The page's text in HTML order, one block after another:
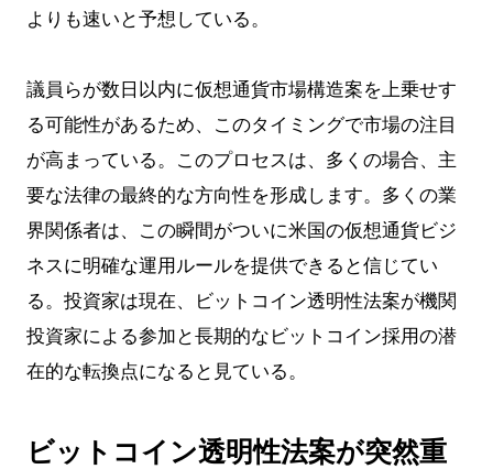
よりも速いと予想している。
議員らが数日以内に仮想通貨市場構造案を上乗せす
る可能性があるため、このタイミングで市場の注目
が高まっている。このプロセスは、多くの場合、主
要な法律の最終的な方向性を形成します。多くの業
界関係者は、この瞬間がついに米国の仮想通貨ビジ
ネスに明確な運用ルールを提供できると信じてい
る。投資家は現在、ビットコイン透明性法案が機関
投資家による参加と長期的なビットコイン採用の潜
在的な転換点になると見ている。
ビットコイン透明性法案が突然重